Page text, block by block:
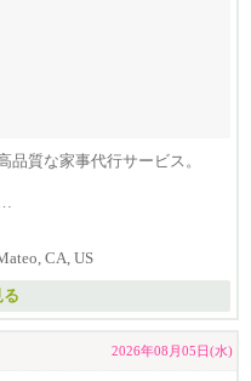
質な家事代行サービス。
CA, US
る
2026年08月05日(水)